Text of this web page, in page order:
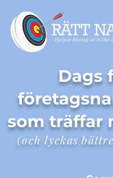
Dags
som träffar
(och lyckas